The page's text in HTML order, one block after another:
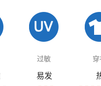
过敏 穿
易发